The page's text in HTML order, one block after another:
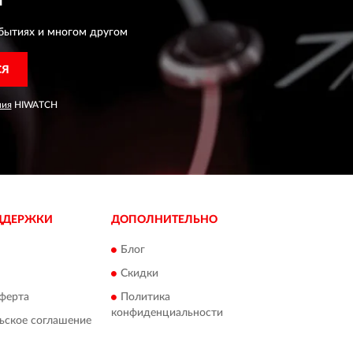
и многом другом
HIWATCH
соглашение
ДОПОЛНИТЕЛЬНО
Блог
Скидки
Политика
конфиденциальности